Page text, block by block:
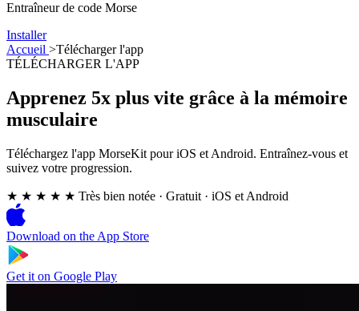
Entraîneur de code Morse
Installer
Accueil >Télécharger l'app
TÉLÉCHARGER L'APP
Apprenez 5x plus vite grâce à la mémoire
musculaire
Téléchargez l'app MorseKit pour iOS et Android. Entraînez-vous et
suivez votre progression.
★ ★ ★ ★ ★ Très bien notée · Gratuit · iOS et Android
Download on the App Store
Get it on Google Play